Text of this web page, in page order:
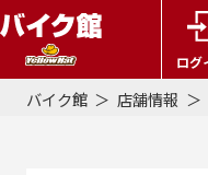
ログ
バイク館 店舗情報